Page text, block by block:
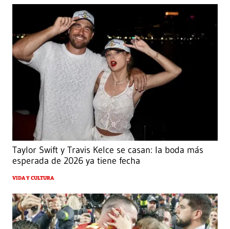
Taylor Swift y Travis Kelce se casan: la boda más
esperada de 2026 ya tiene fecha
VIDA Y CULTURA